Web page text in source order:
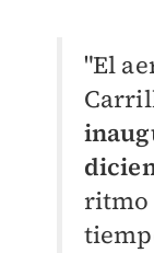
"El
ritmo